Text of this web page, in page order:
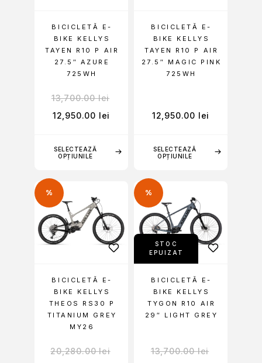
SELECTEAZĂ
OPȚIUNILE
BICICLETĂ E-
BIKE KELLYS
TAYEN R10 P AIR
27.5″ AZURE
725WH
13,700.00lei
12,950.00 lei
SELECTEAZĂ
OPȚIUNILE
BICICLETĂ E-
BIKE KELLYS
TAYEN R10 P AIR
27.5″ MAGIC PINK
725WH
12,950.00 lei
%
BICICLETĂ E-
BIKE KELLYS
THEOS RS30 P
TITANIUM GREY
MY26
20,280.00lei
%
STOC
EPUIZAT
BICICLETĂ E-
BIKE KELLYS
TYGON R10 AIR
29″ LIGHT GREY
13,700.00lei